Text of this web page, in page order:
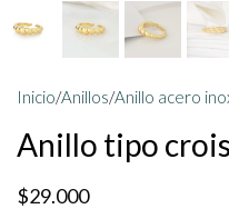
Inicio/Anillos/Anillo acero
Anillo tipo
$29.000